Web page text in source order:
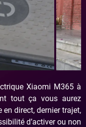
Xiaomi M365 à
tout ça vous aurez
direct, dernier trajet,
d’activer ou non